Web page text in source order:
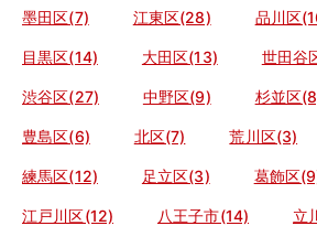
墨田区(7) 江東区(28) 品川区
目黒区(14) 大田区(13) 世田谷
渋谷区(27) 中野区(9) 杉並区
豊島区(6) 北区(7) 荒川区(3)
練馬区(12) 足立区(3) 葛飾区
江戸川区(12) 八王子市(14) 立